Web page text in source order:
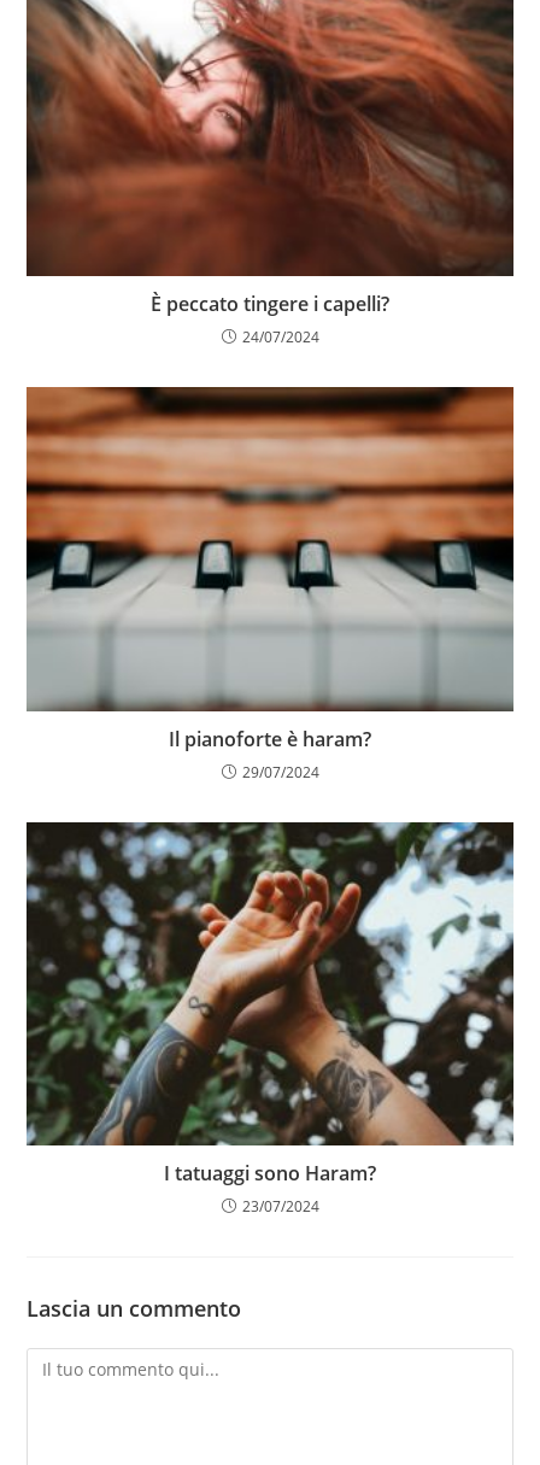
È peccato tingere i capelli?
24/07/2024
Il pianoforte è haram?
29/07/2024
I tatuaggi sono Haram?
23/07/2024
Lascia un commento
Commento